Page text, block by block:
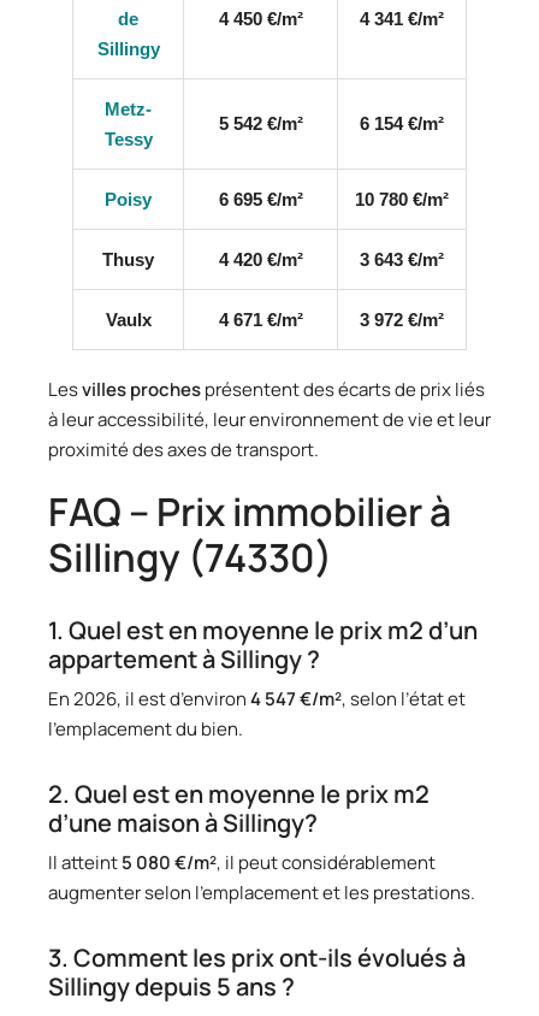
de
Sillingy
4 450 €/m² 4 341 €/m²
Metz-
Tessy
5 542 €/m² 6 154 €/m²
Poisy 6 695 €/m² 10 780 €/m²
Thusy 4 420 €/m² 3 643 €/m²
Vaulx 4 671 €/m² 3 972 €/m²
Lesvilles prochesprésentent des écarts de prix liés
à leur accessibilité, leur environnement de vie et leur
proximité des axes de transport.
FAQ – Prix immobilier à
Sillingy (74330)
1. Quel est en moyenne le prix m2 d’un
appartement à Sillingy ?
En 2026, il est d’environ4 547 €/m², selon l’état et
l’emplacement du bien.
2. Quel est en moyenne le prix m2
d’une maison à Sillingy?
Il atteint5 080 €/m², il peut considérablement
augmenter selon l’emplacement et les prestations.
3. Comment les prix ont-ils évolués à
Sillingy depuis 5 ans ?